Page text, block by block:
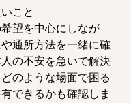
こと
望を中心にしなが
通所方法を一緒に確
の不安を急いで解決
のような場面で困る
できるかも確認しま